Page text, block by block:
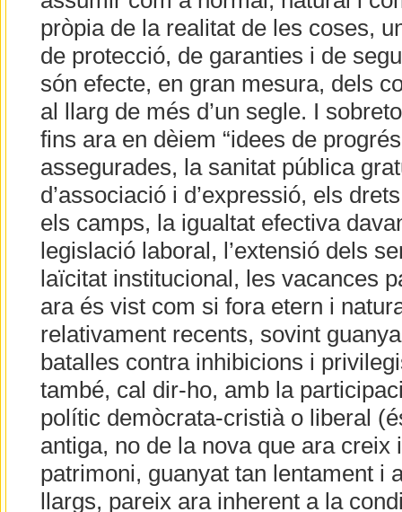
pròpia de la realitat de les coses,
de protecció, de garanties i de
són efecte, en gran mesura, dels
al llarg de més d’un segle. I
fins ara en dèiem “idees de
assegurades, la sanitat pública
d’associació i d’expressió, els
els camps, la igualtat efectiva
legislació laboral, l’extensió dels
laïcitat institucional, les vacances
ara és vist com si fora etern i
relativament recents, sovint
batalles contra inhibicions i
també, cal dir-ho, amb la
polític demòcrata-cristià o liberal
antiga, no de la nova que ara creix
patrimoni, guanyat tan lentament i
llargs, pareix ara inherent a la